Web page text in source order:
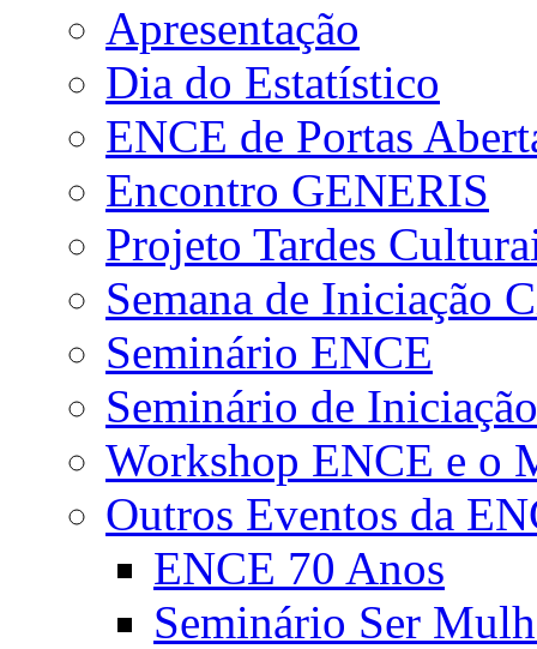
Apresentação
Dia do Estatístico
ENCE de Portas
Encontro GENERIS
Projeto Tardes
Semana de Iniciação
Seminário ENCE
Seminário de
Workshop ENCE e o
Outros Eventos da
ENCE 70 Anos
Seminário Ser